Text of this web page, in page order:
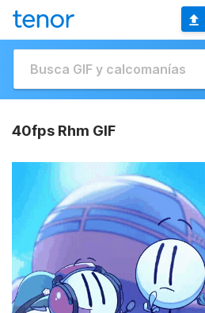
40fps Rhm GIF